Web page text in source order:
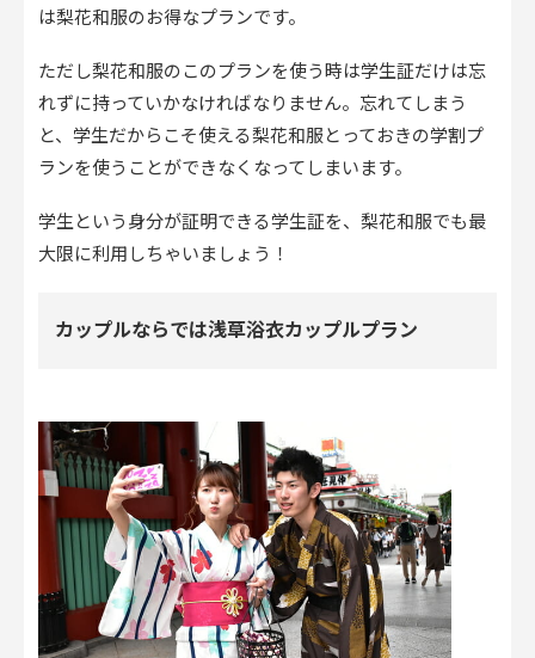
は梨花和服のお得なプランです。
ただし梨花和服のこのプランを使う時は学生証だけは忘
れずに持っていかなければなりません。忘れてしまう
と、学生だからこそ使える梨花和服とっておきの学割プ
ランを使うことができなくなってしまいます。
学生という身分が証明できる学生証を、梨花和服でも最
大限に利用しちゃいましょう！
カップルならでは浅草浴衣カップルプラン